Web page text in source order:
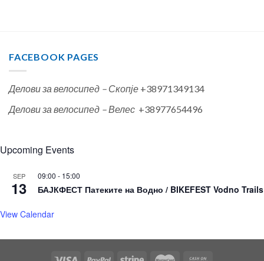
FACEBOOK PAGES
Делови за велосипед – Скопје +38971349134
Делови за велосипед – Велес +38977654496
Upcoming Events
SEP
13
09:00 - 15:00
БАЈКФЕСТ Патеките на Водно / BIKEFEST Vodno Trails
View Calendar